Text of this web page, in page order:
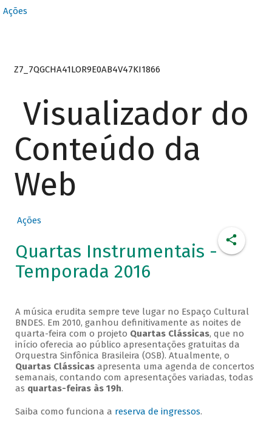
Ações
Z7_7QGCHA41LOR9E0AB4V47KI1866
Visualizador do
Conteúdo da
Web
Ações
Quartas Instrumentais -
Temporada 2016
A música erudita sempre teve lugar no Espaço Cultural
BNDES. Em 2010, ganhou definitivamente as noites de
quarta-feira com o projeto Quartas Clássicas, que no
início oferecia ao público apresentações gratuitas da
Orquestra Sinfônica Brasileira (OSB). Atualmente, o
Quartas Clássicasapresenta uma agenda de concertos
semanais, contando com apresentações variadas, todas
as quartas-feiras às 19h.
Saiba como funciona a reserva de ingressos.